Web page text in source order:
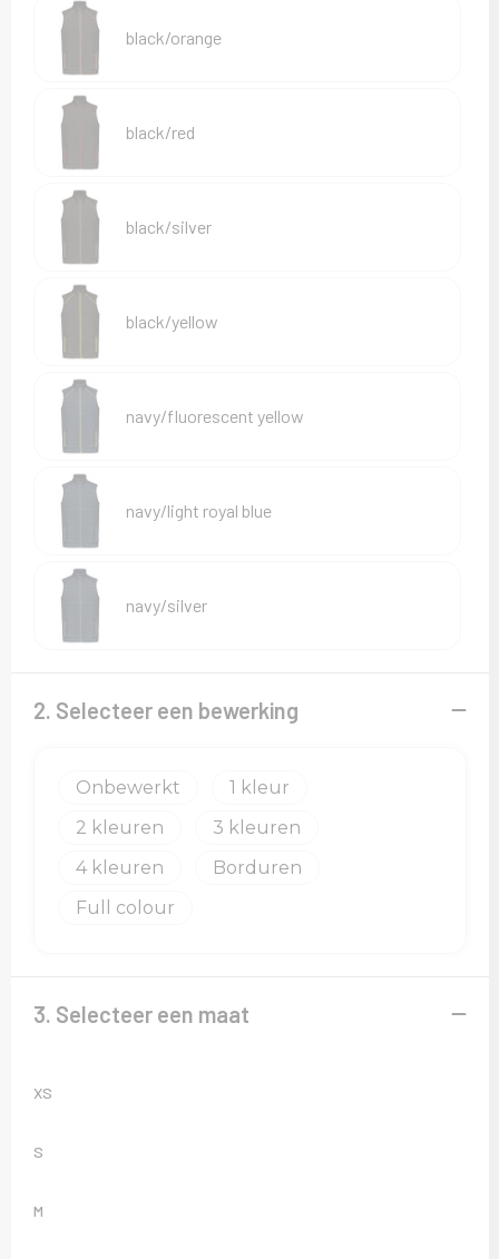
T-Shirts
Veiligheidsvesten en Veiligheidshesjes
Vesten
black/orange
black/red
black/silver
black/yellow
navy/fluorescent yellow
navy/light royal blue
navy/silver
2. Selecteer een bewerking
Onbewerkt
1
2
3
4
Borduren
Full colour
3. Selecteer een maat
XS
S
M